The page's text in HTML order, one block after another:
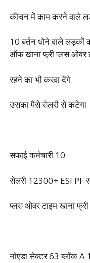
कीचन में काम करने वाले
10 बर्तन धोने वाले
ऑफ खाना फ्री प्लस ओवर
रहने का भी करवा देंगे
उसका पैसे सेलरी से कटेगा
सफाई कर्मचारी 10
सेलरी 12300+ ESI
प्लस ओवर टाइम खाना फ्री
नोएडा सेक्टर 63 ब्लॉक